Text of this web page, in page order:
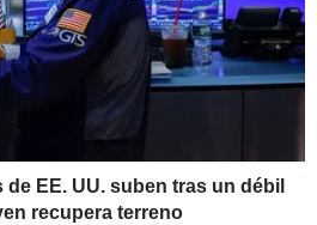
EE. UU. suben tras un débil
recupera terreno